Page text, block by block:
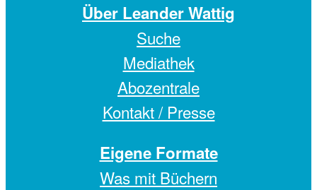
Über Leander Wattig
Suche
Mediathek
Abozentrale
Kontakt / Presse
Eigene Formate
Was mit Büchern